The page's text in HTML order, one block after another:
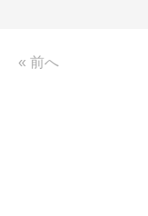
« 前へ